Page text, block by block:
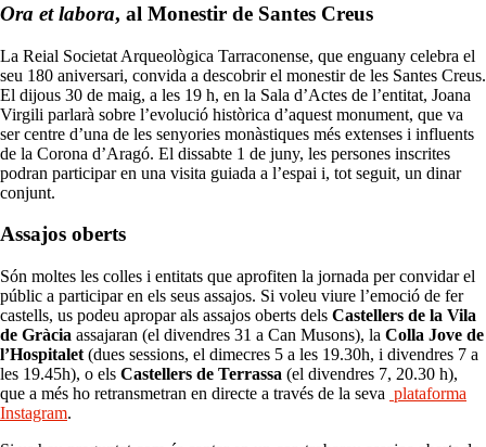
Ora et labora, al Monestir de Santes Creus
La Reial Societat Arqueològica Tarraconense, que enguany celebra el
seu 180 aniversari, convida a descobrir el monestir de les Santes Creus.
El dijous 30 de maig, a les 19 h, en la Sala d’Actes de l’entitat, Joana
Virgili parlarà sobre l’evolució històrica d’aquest monument, que va
ser centre d’una de les senyories monàstiques més extenses i influents
de la Corona d’Aragó. El dissabte 1 de juny, les persones inscrites
podran participar en una visita guiada a l’espai i, tot seguit, un dinar
conjunt.
Assajos oberts
Són moltes les colles i entitats que aprofiten la jornada per convidar el
públic a participar en els seus assajos. Si voleu viure l’emoció de fer
castells, us podeu apropar als assajos oberts dels Castellers de la Vila
de Gràcia assajaran (el divendres 31 a Can Musons), la Colla Jove de
l’Hospitalet (dues sessions, el dimecres 5 a les 19.30h, i divendres 7 a
les 19.45h), o els Castellers de Terrassa (el divendres 7, 20.30 h),
que a més ho retransmetran en directe a través de la seva plataforma
Instagram.